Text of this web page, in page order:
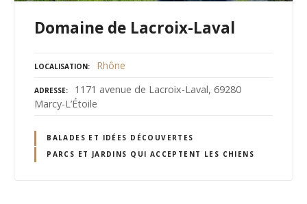
Domaine de Lacroix-Laval
LOCALISATION Rhône
ADRESSE
1171 avenue de Lacroix-Laval, 69280
Marcy-L’Étoile
BALADES ET IDÉES DÉCOUVERTES
PARCS ET JARDINS QUI ACCEPTENT LES CHIENS